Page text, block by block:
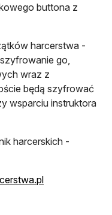
buttona z
harcerstwa -
go,
wraz z
będą szyfrować
wsparciu instruktora
harcerskich -